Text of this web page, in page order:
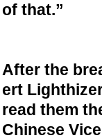
of that.”
After the
ert
read them
Chinese